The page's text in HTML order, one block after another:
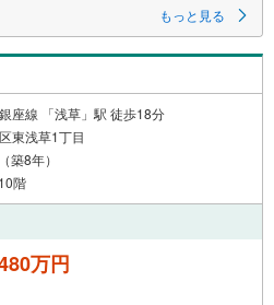
象店舗】
ーナスライトがもらえる
ペーン」の対象になります。
」ボタンからお問い合わせください。
ンしてください。
渡はできません。
気軽にどうぞ♪
付けております！
もっと見る
座線 「浅草」駅 徒歩18分
東浅草1丁目
築8年）
階
万円